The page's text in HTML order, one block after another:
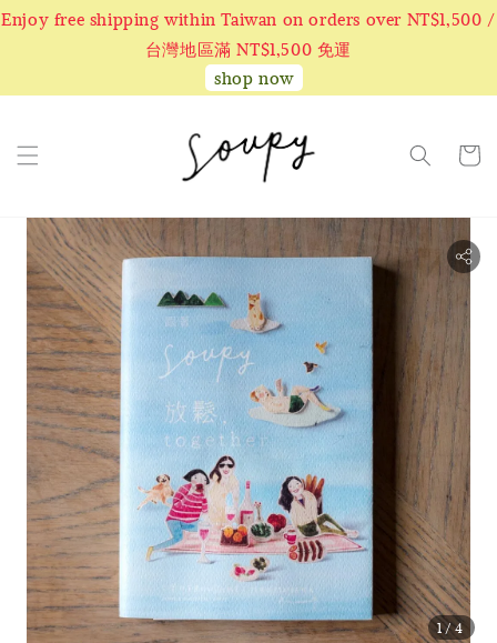
Enjoy free shipping within Taiwan on orders over NT$1,500 /
台灣地區滿 NT$1,500 免運
shop now
1/4